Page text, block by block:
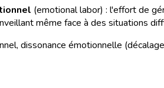
(emotional labor) : l'effort de
même face à des situations
dissonance émotionnelle